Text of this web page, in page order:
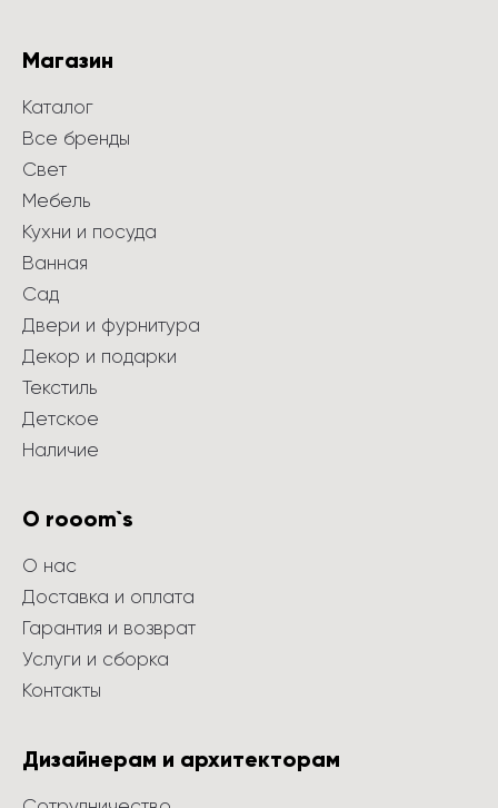
Магазин
Каталог
Все бренды
Свет
Мебель
Кухни и посуда
Ванная
Сад
Двери и фурнитура
Декор и подарки
Текстиль
Детское
Наличие
О rooom`s
О нас
Доставка и оплата
Гарантия и возврат
Услуги и сборка
Контакты
Дизайнерам и архитекторам